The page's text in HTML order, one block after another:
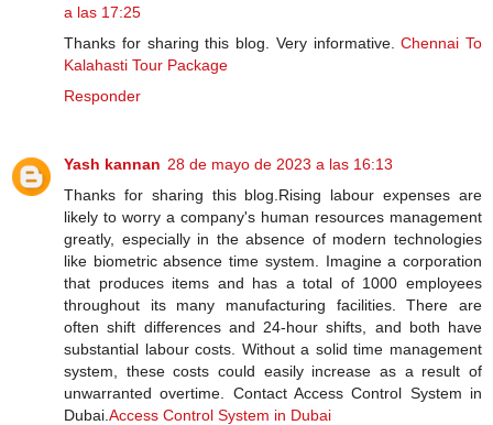
a las 17:25
Thanks for sharing this blog. Very informative.Chennai To
Kalahasti Tour Package
Responder
Yash kannan 28 de mayo de 2023 a las 16:13
Thanks for sharing this blog.Rising labour expenses are
likely to worry a company's human resources management
greatly, especially in the absence of modern technologies
like biometric absence time system. Imagine a corporation
that produces items and has a total of 1000 employees
throughout its many manufacturing facilities. There are
often shift differences and 24-hour shifts, and both have
substantial labour costs. Without a solid time management
system, these costs could easily increase as a result of
unwarranted overtime. Contact Access Control System in
Dubai. Access Control System in Dubai